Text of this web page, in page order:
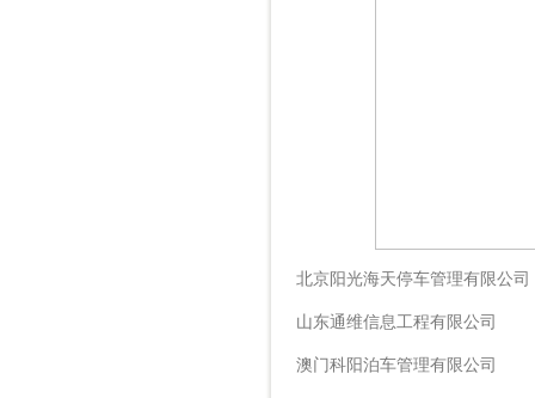
北京阳光海天停车管理有限公司
山东通维信息工程有限公司
澳门科阳泊车管理有限公司